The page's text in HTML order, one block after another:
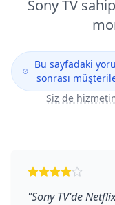
SonyTV
Bu sayfadaki
sonrası
Siz de
"Sony TV'de